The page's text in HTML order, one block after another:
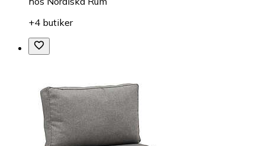
+4 butiker